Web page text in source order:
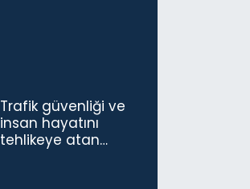
Trafik güvenliği ve
insan hayatını
tehlikeye atan